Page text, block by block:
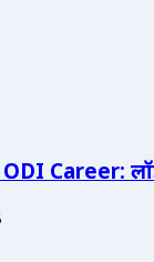
Career: